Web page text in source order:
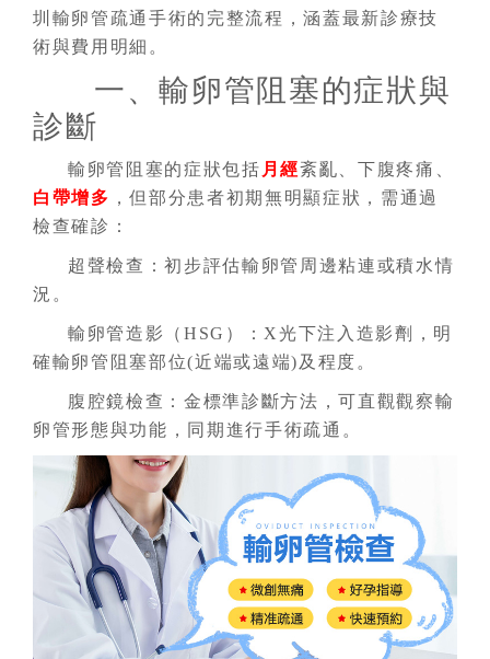
圳輸卵管疏通手術的完整流程，涵蓋最新診療技
術與費用明細。
一、輸卵管阻塞的症狀與
診斷
輸卵管阻塞的症狀包括 月經紊亂、下腹疼痛、
白帶增多 ，但部分患者初期無明顯症狀，需通過
檢查確診：
超聲檢查：初步評估輸卵管周邊粘連或積水情
況。
輸卵管造影（HSG）：X光下注入造影劑，明
確輸卵管阻塞部位(近端或遠端)及程度。
腹腔鏡檢查：金標準診斷方法，可直觀觀察輸
卵管形態與功能，同期進行手術疏通。